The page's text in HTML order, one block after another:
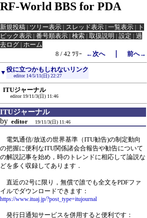
RF-World BBS for PDA
新規投稿 | ツリー表示 | スレッド表示 | 一覧表示 | ト
ピック表示 | 番号順表示 | 検索 | 取扱説明 | 設定 | 過
去ログ | ホーム
8 / 42 ﾂﾘｰ
←次へ｜ 前へ→
▼ 役に立つかもしれないリンク
editor 14/5/11(日) 22:27
ITUジャーナル
editor 19/11/3(日) 11:46
ITUジャーナル
by editor 19/11/3(日) 11:46
電気通信/放送の世界基準（ITU勧告)の制定動向
の把握に便利なITU関係諸会合報告や勧告について
の解説記事を始め，時のトレンドに相応して論説な
どを多く収録してあります．
直近の2号に限り，無償で誰でも全文をPDFファ
イルでダウンロードできます：
https://www.ituaj.jp/?post_type=itujournal
発行日通知サービスを併用すると便利です：